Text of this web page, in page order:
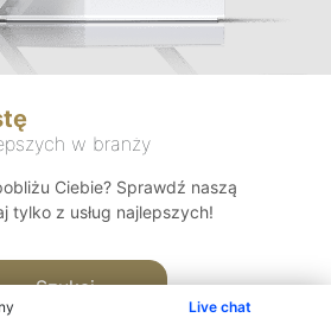
Live chat
w branży
Ciebie? Sprawdź naszą
tylko z usług najlepszych!
Szukaj